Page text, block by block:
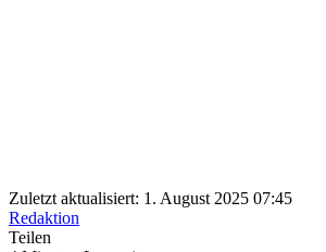
Zuletzt aktualisiert: 1. August 2025 07:45
Redaktion
Teilen